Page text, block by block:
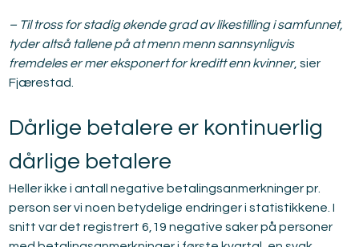
– Til tross for stadig økende grad av likestilling i samfunnet,
tyder altså tallene på at menn menn sannsynligvis
fremdeles er mer eksponert for kreditt enn kvinner, sier
Fjærestad.
Dårlige betalere er kontinuerlig
dårlige betalere
Heller ikke i antall negative betalingsanmerkninger pr.
person ser vi noen betydelige endringer i statistikkene. I
snitt var det registrert 6,19 negative saker på personer